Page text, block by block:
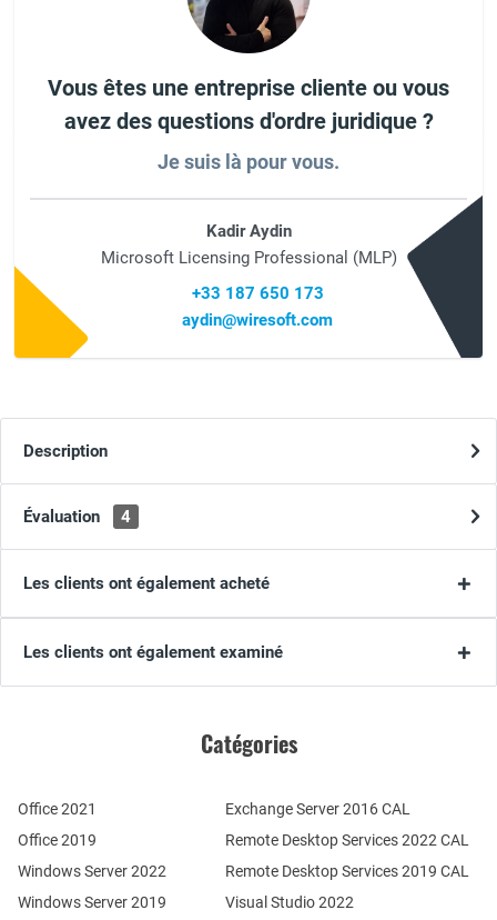
Vous êtes une entreprise cliente ou vous
avez des questions d'ordre juridique ?
Je suis là pour vous.
Kadir Aydin
Microsoft Licensing Professional (MLP)
+33 187 650 173
aydin@wiresoft.com
Description
Évaluation 4
Les clients ont également acheté
Les clients ont également examiné
Catégories
Office 2021
Office 2019
Windows Server 2022
Windows Server 2019
Remote Desktop Services 2022 CAL
Remote Desktop Services 2019 CAL
Exchange Server 2016 CAL
Visual Studio 2022